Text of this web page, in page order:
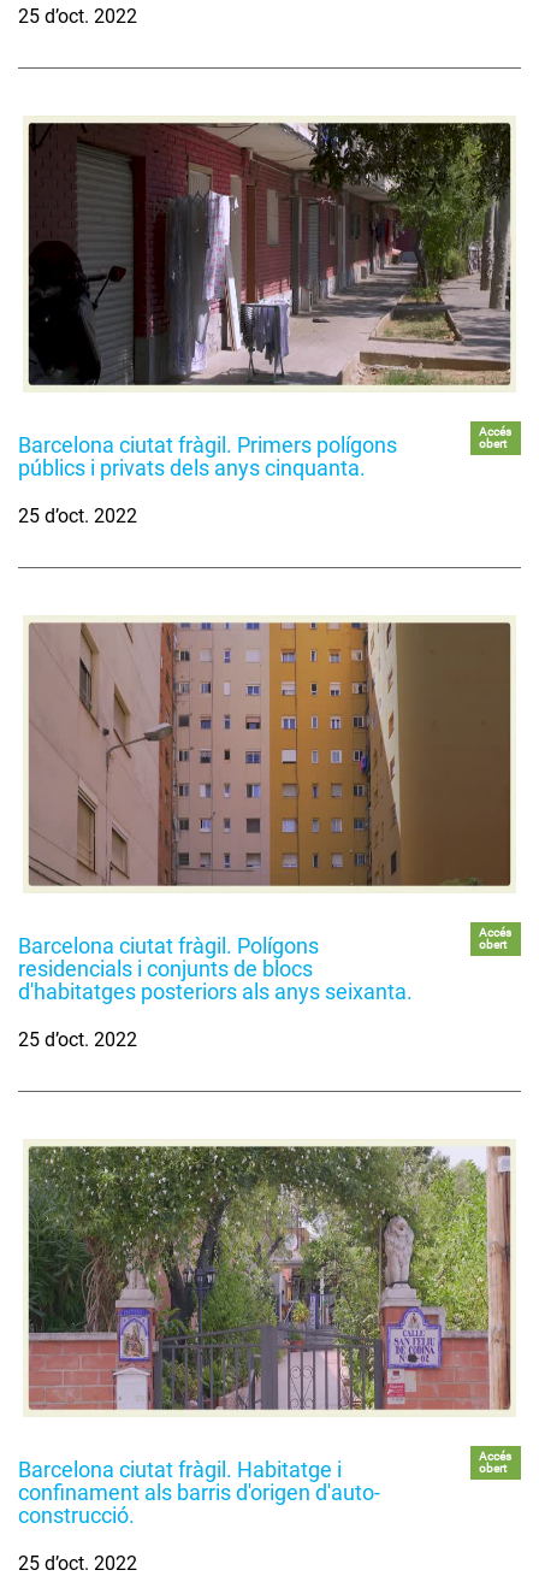
25 d’oct. 2022
Barcelona ciutat fràgil. Primers polígons
públics i privats dels anys cinquanta.
Accés
obert
25 d’oct. 2022
Barcelona ciutat fràgil. Polígons
residencials i conjunts de blocs
d'habitatges posteriors als anys seixanta.
Accés
obert
25 d’oct. 2022
Barcelona ciutat fràgil. Habitatge i
confinament als barris d'origen d'auto-
construcció.
Accés
obert
25 d’oct. 2022